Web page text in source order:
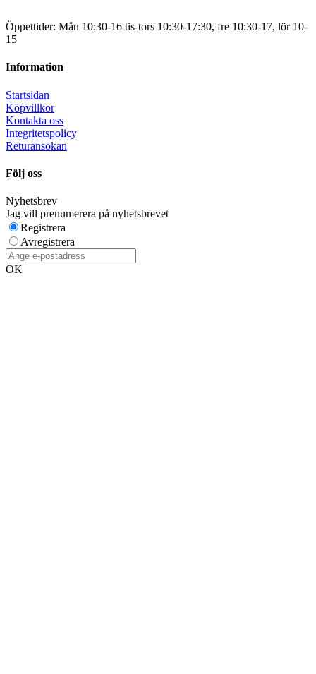
Öppettider: Mån 10:30-16 tis-tors 10:30-17:30, fre 10:30-17, lör 10-
15
Information
Startsidan
Köpvillkor
Kontakta oss
Integritetspolicy
Returansökan
Följ oss
Nyhetsbrev
Jag vill prenumerera på nyhetsbrevet
Registrera
Avregistrera
OK